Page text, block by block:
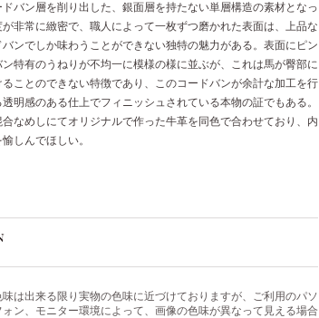
バン層を削り出した、銀面層を持たない単層構造の素材となっ
非常に緻密で、職人によって一枚ずつ磨かれた表面は、上品な
ンでしか味わうことができない独特の魅力がある。表面にピン
特有のうねりが不均一に模様の様に並ぶが、これは馬が臀部に
ことのできない特徴であり、このコードバンが余計な加工を行
明感のある仕上でフィニッシュされている本物の証でもある。
合なめしにてオリジナルで作った牛革を同色で合わせており、内
しんでほしい。
出来る限り実物の色味に近づけておりますが、ご利用のパソ
ン、モニター環境によって、画像の色味が異なって見える場合